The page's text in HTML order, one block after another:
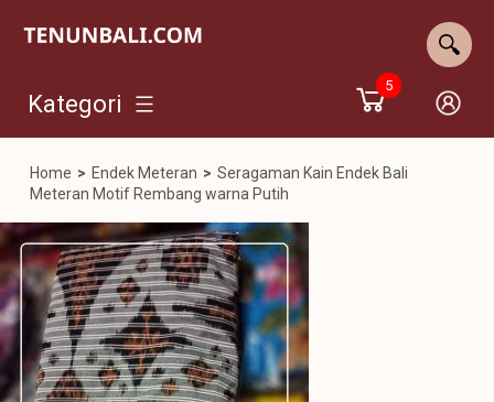
Kategori
5
Home > Endek Meteran > Seragaman Kain Endek Bali
Meteran Motif Rembang warna Putih